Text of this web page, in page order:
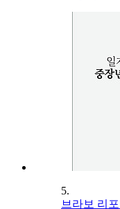
5.
브라보 리